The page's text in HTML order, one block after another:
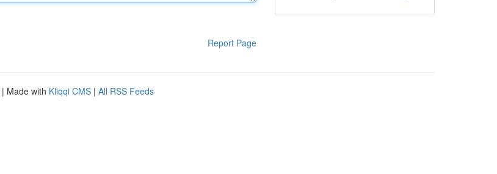
Report Page
| Made with Kliqqi CMS | All RSS Feeds